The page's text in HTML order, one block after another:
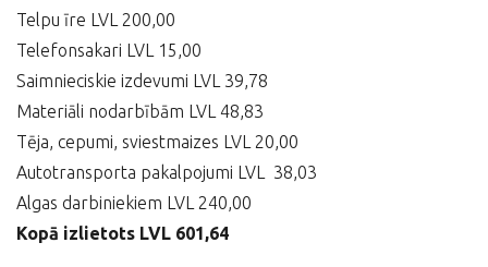
Telpu īre LVL 200,00
Telefonsakari LVL 15,00
Saimnieciskie izdevumi LVL 39,78
Materiāli nodarbībām LVL 48,83
Tēja, cepumi, sviestmaizes LVL 20,00
Autotransporta pakalpojumi LVL 38,03
Algas darbiniekiem LVL 240,00
Kopā izlietots LVL 601,64